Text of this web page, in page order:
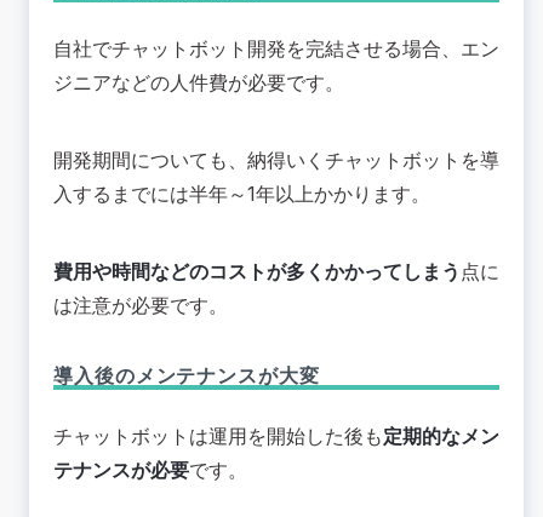
自社でチャットボット開発を完結させる場合、エン
ジニアなどの人件費が必要です。
開発期間についても、納得いくチャットボットを導
入するまでには半年～1年以上かかります。
費用や時間などのコストが多くかかってしまう 点に
は注意が必要です。
導入後のメンテナンスが大変
チャットボットは運用を開始した後も定期的なメン
テナンスが必要です。